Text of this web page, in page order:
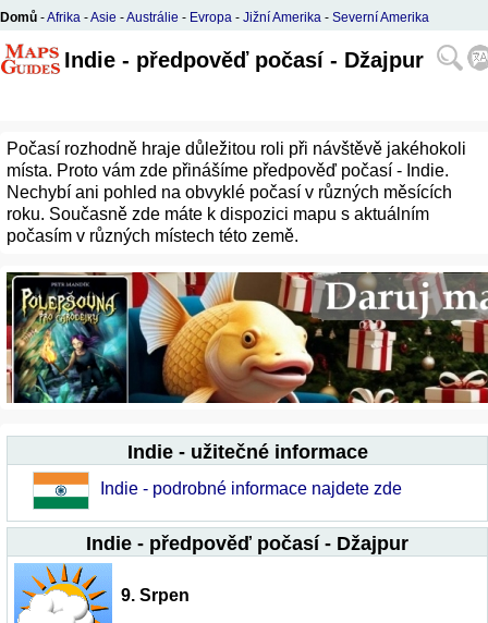
Domů -Afrika -Asie -Austrálie - Evropa - Jižní Amerika - Severní Amerika
Indie - předpověď počasí - Džajpur
Počasí rozhodně hraje důležitou roli při návštěvě jakéhokoli
místa. Proto vám zde přinášíme předpověď počasí - Indie.
Nechybí ani pohled na obvyklé počasí v různých měsících
roku. Současně zde máte k dispozici mapu s aktuálním
počasím v různých místech této země.
Indie - užitečné informace
Indie - podrobné informace najdete zde
Indie - předpověď počasí - Džajpur
9. Srpen